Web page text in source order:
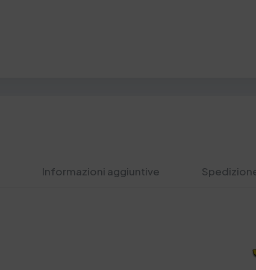
Informazioni aggiuntive